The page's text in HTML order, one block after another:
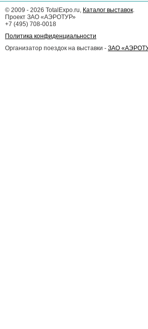
© 2009 - 2026 TotalExpo.ru, Каталог выставок.
Проект ЗАО «АЭРОТУР»
+7 (495) 708-0018
Политика конфиденциальности
Организатор поездок на выставки - ЗАО